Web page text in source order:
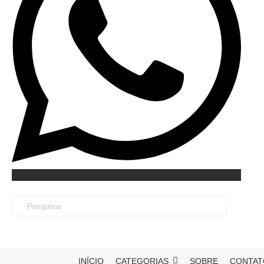
INÍCIO CATEGORIAS SOBRE